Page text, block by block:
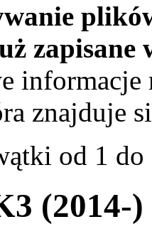
znajduje
od 1 do
(2014-)